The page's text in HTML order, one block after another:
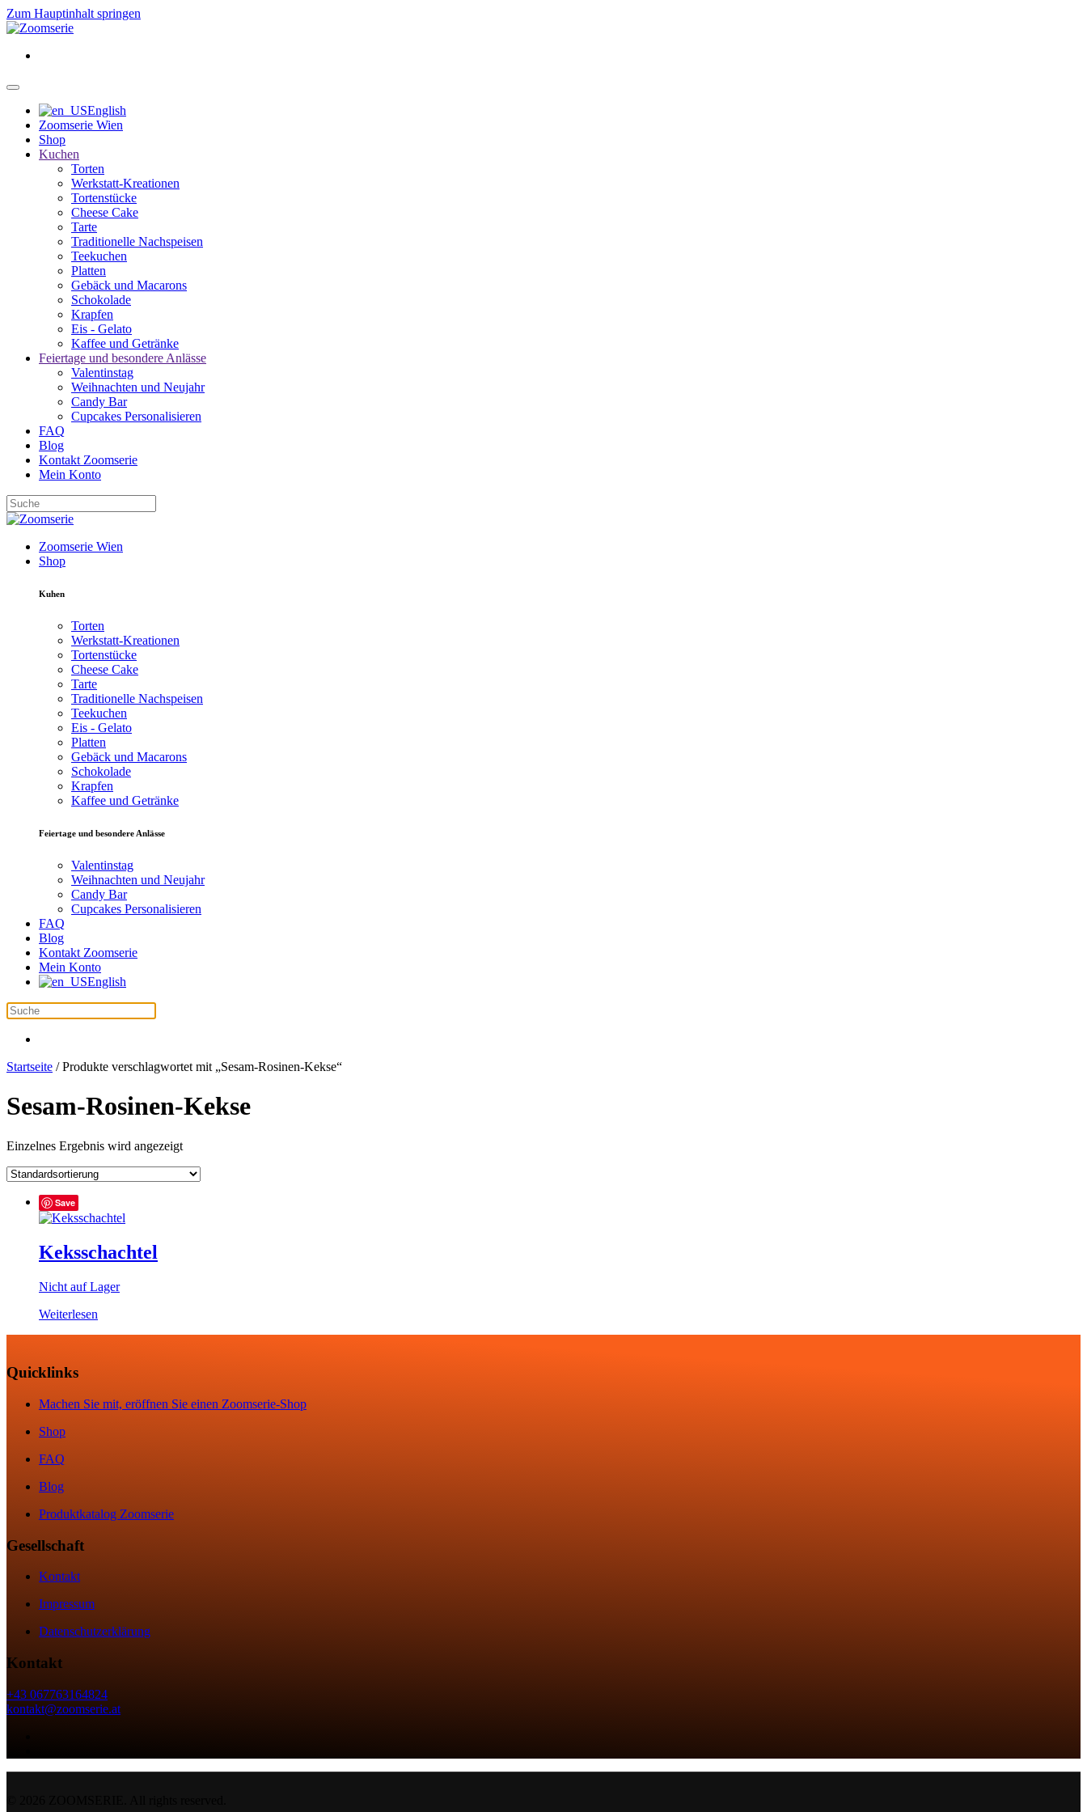
Zum Hauptinhalt springen
English
Zoomserie Wien
Shop
Kuchen
Torten
Werkstatt-Kreationen
Tortenstücke
Cheese Cake
Tarte
Traditionelle Nachspeisen
Teekuchen
Platten
Gebäck und Macarons
Schokolade
Krapfen
Eis - Gelato
Kaffee und Getränke
Feiertage und besondere Anlässe
Valentinstag
Weihnachten und Neujahr
Candy Bar
Cupcakes Personalisieren
FAQ
Blog
Kontakt Zoomserie
Mein Konto
Zoomserie Wien
Shop
Kuhen
Torten
Werkstatt-Kreationen
Tortenstücke
Cheese Cake
Tarte
Traditionelle Nachspeisen
Teekuchen
Eis - Gelato
Platten
Gebäck und Macarons
Schokolade
Krapfen
Kaffee und Getränke
Feiertage und besondere Anlässe
Valentinstag
Weihnachten und Neujahr
Candy Bar
Cupcakes Personalisieren
FAQ
Blog
Kontakt Zoomserie
Mein Konto
English
Startseite / Produkte verschlagwortet mit „Sesam-Rosinen-Kekse“
Sesam-Rosinen-Kekse
Einzelnes Ergebnis wird angezeigt
Save
Keksschachtel
Nicht auf Lager
Weiterlesen
Quicklinks
Machen Sie mit, eröffnen Sie einen Zoomserie-Shop
Shop
FAQ
Blog
Produktkatalog Zoomserie
Gesellschaft
Kontakt
Impressum
Datenschutzerklärung
Kontakt
+43 067763164824
kontakt@zoomserie.at